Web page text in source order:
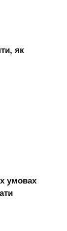
як
умовах